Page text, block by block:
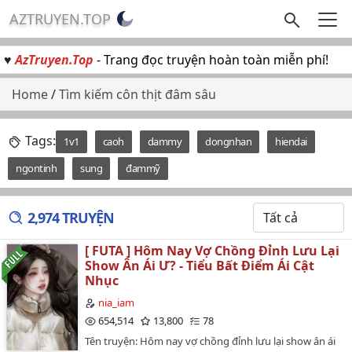
AZTRUYEN.TOP
♥AzTruyen.Top - Trang đọc truyện hoàn toàn miễn phí!
Home/Tìm kiếm côn thịt đâm sâu
Tags: 1v1 caoh dammy dongnhan
hiendai
ngontinh
sung đammỹ
2,974 TRUYỆN
[ FUTA ] Hôm Nay Vợ Chồng Đỉnh Lưu Lại
Show Ân Ái Ư? - Tiểu Bất Điểm Ái Cật
Nhục
nia_iam
654,514
13,800
78
Tên truyện: Hôm nay vợ chồng đỉnh lưu lại show ân ái